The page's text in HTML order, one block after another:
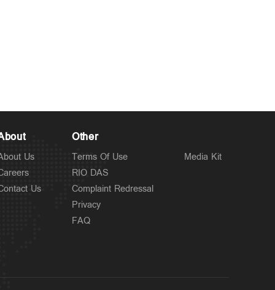
Us
Us
Other
Terms Of Use
RIO DAS
Complaint Redressal
Privacy
FAQ
Media Kit